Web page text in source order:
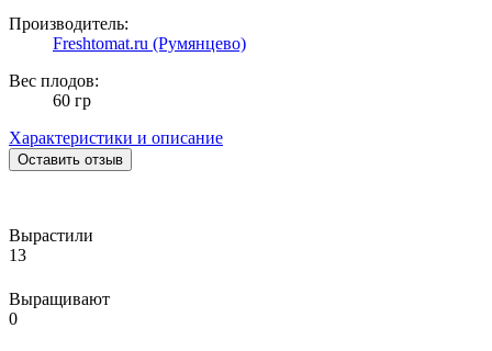
Производитель:
Freshtomat.ru (Румянцево)
Вес плодов:
60 гр
Характеристики и описание
Оставить отзыв
Вырастили
13
Выращивают
0